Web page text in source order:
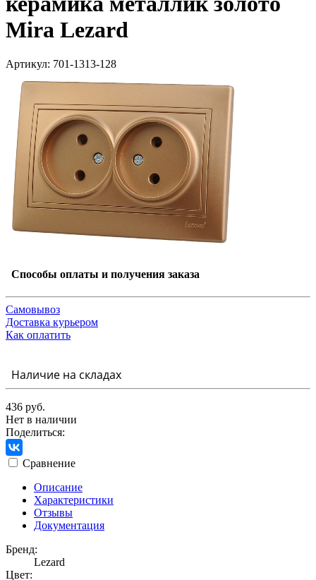
Mira Lezard
Артикул: 701-1313-128
Способы оплаты и получения заказа
Самовывоз
Доставка курьером
Как оплатить
Наличие на складах
436 руб.
Нет в наличии
Поделиться:
Сравнение
Описание
Характеристики
Отзывы
Документация
Бренд:
Lezard
Цвет: